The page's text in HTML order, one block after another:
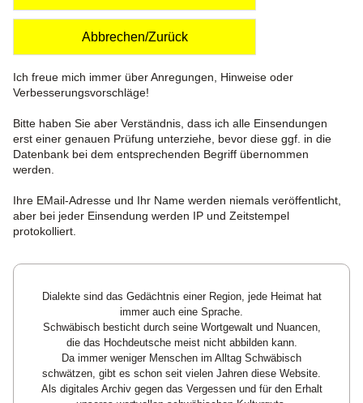
Abbrechen/Zurück
Ich freue mich immer über Anregungen, Hinweise oder
Verbesserungsvorschläge!
Bitte haben Sie aber Verständnis, dass ich alle Einsendungen
erst einer genauen Prüfung unterziehe, bevor diese ggf. in die
Datenbank bei dem entsprechenden Begriff übernommen
werden.
Ihre EMail-Adresse und Ihr Name werden niemals veröffentlicht,
aber bei jeder Einsendung werden IP und Zeitstempel
protokolliert.
Dialekte sind das Gedächtnis einer Region, jede Heimat hat
immer auch eine Sprache.
Schwäbisch besticht durch seine Wortgewalt und Nuancen,
die das Hochdeutsche meist nicht abbilden kann.
Da immer weniger Menschen im Alltag Schwäbisch
schwätzen, gibt es schon seit vielen Jahren diese Website.
Als digitales Archiv gegen das Vergessen und für den Erhalt